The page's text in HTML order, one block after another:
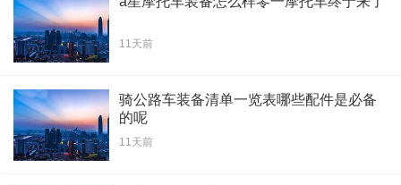
11天前
骑公路车装备清单一览表哪些配件是必备
的呢
11天前